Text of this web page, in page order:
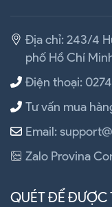
Địa chỉ: 243/4
phố Hồ Chí
Điện thoại:
Tư vấn mua
Email:
Zalo Provina
QUÉT ĐỂ ĐƯỢC